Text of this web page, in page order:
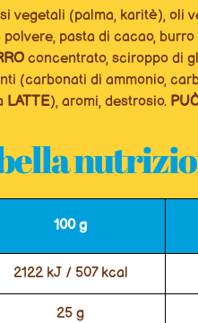
vegetali (palma, karitè), oli
polvere, pasta di cacao,
concentrato, sciroppo di
(carbonati di ammonio,
LATTE), aromi, destrosio.
100 g
2122 kJ / 507 kcal
25 g